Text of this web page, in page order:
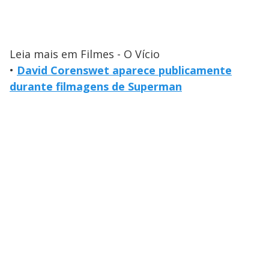
Leia mais em Filmes - O Vício
• David Corenswet aparece publicamente
durante filmagens de Superman